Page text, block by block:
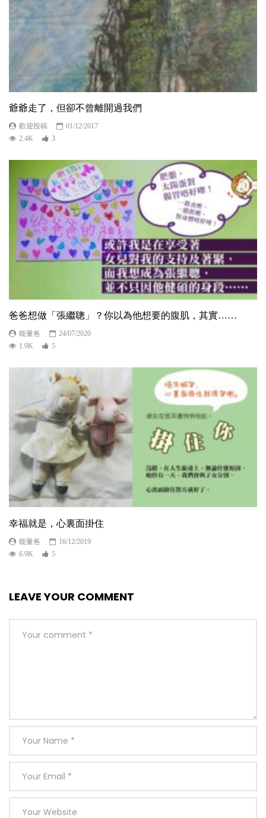
爺爺走了，但卻不曾離開過我們
歡迎投稿
01/12/2017
2.4K
3
爸爸想做「張繼聰」？你以為他想要的腹肌，其實……
能量爸
24/07/2020
1.9K
5
幸福就是，心裏面掛住
能量爸
16/12/2019
6.9K
5
LEAVE YOUR COMMENT